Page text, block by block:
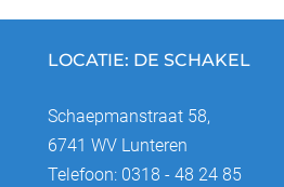
LOCATIE: DE SCHAKEL
Schaepmanstraat 58,
6741 WV Lunteren
Telefoon: 0318 - 48 24 85